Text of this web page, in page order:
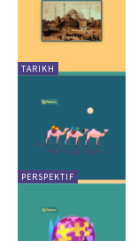
TARIKH
PERSPEKTIF